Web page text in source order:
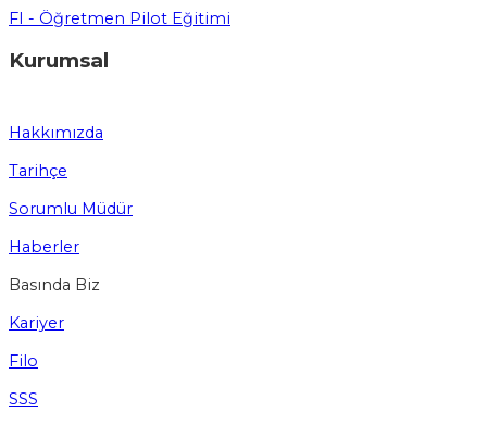
FI - Öğretmen Pilot Eğitimi
Kurumsal
Hakkımızda
Tarihçe
Sorumlu Müdür
Haberler
Basında Biz
Kariyer
Filo
SSS